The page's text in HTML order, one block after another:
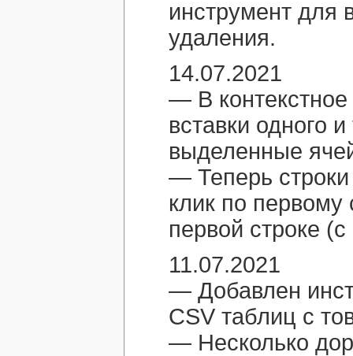
инструмент для
удаления.
14.07.2021
— В
вставки одного
выделенные
— Теперь
клик по
первой строке
11.07.2021
— Добавлен
CSV таблиц с
— Несколько